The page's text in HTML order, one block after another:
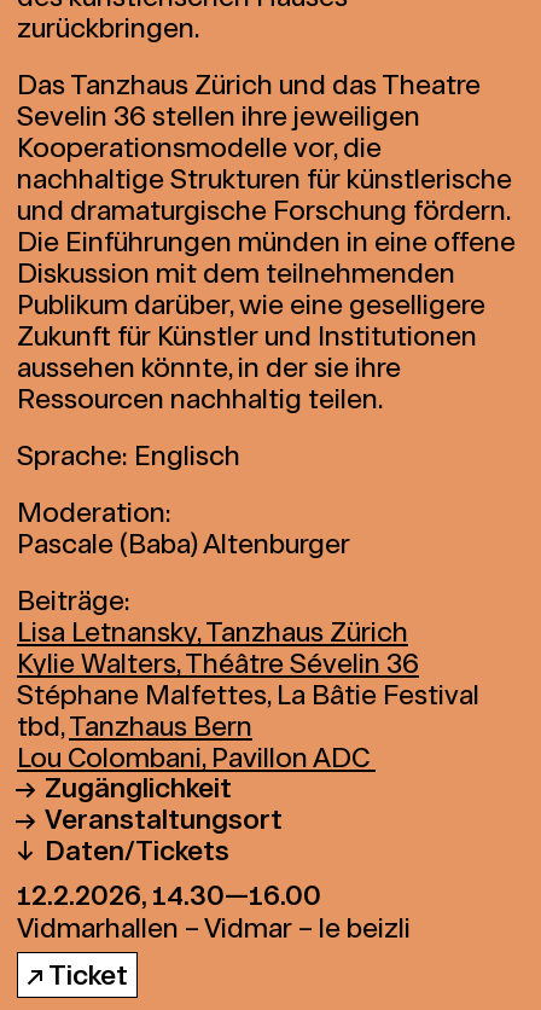
zurückbringen.
Das Tanzhaus Zürich und das Theatre
Sevelin 36 stellen ihre jeweiligen
Kooperationsmodelle vor, die
nachhaltige Strukturen für künstlerische
und dramaturgische Forschung fördern.
Die Einführungen münden in eine offene
Diskussion mit dem teilnehmenden
Publikum darüber, wie eine geselligere
Zukunft für Künstler und Institutionen
aussehen könnte, in der sie ihre
Ressourcen nachhaltig teilen.
Sprache: Englisch
Moderation:
Pascale (Baba) Altenburger
Beiträge:
Lisa Letnansky, Tanzhaus Zürich
Kylie Walters, Théâtre Sévelin 36
Stéphane Malfettes, La Bâtie Festival
tbd,Tanzhaus Bern
Lou Colombani, Pavillon ADC
Zugänglichkeit
Die Bühnenräume und Toiletten in den
Vidmarhallen sind sind für Menschen mit
Rollstuhl zugänglich und es gibt
nahegelegene, ausgeschilderte
Parkplätze für Besuchende mit
Mobilitätsbehinderungen.
Veranstaltungsort
Vidmarhallen – Vidmar – le beizli
Könizstrasse 111, 3008 Bern
Google Maps
Daten/Tickets
12.2.2026, 14.30—16.00
Vidmarhallen – Vidmar – le beizli
↗ Ticket